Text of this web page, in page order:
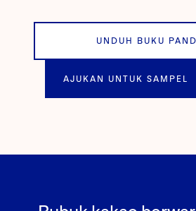
UNDUH BUKU
AJUKAN UNTUK SAMPEL